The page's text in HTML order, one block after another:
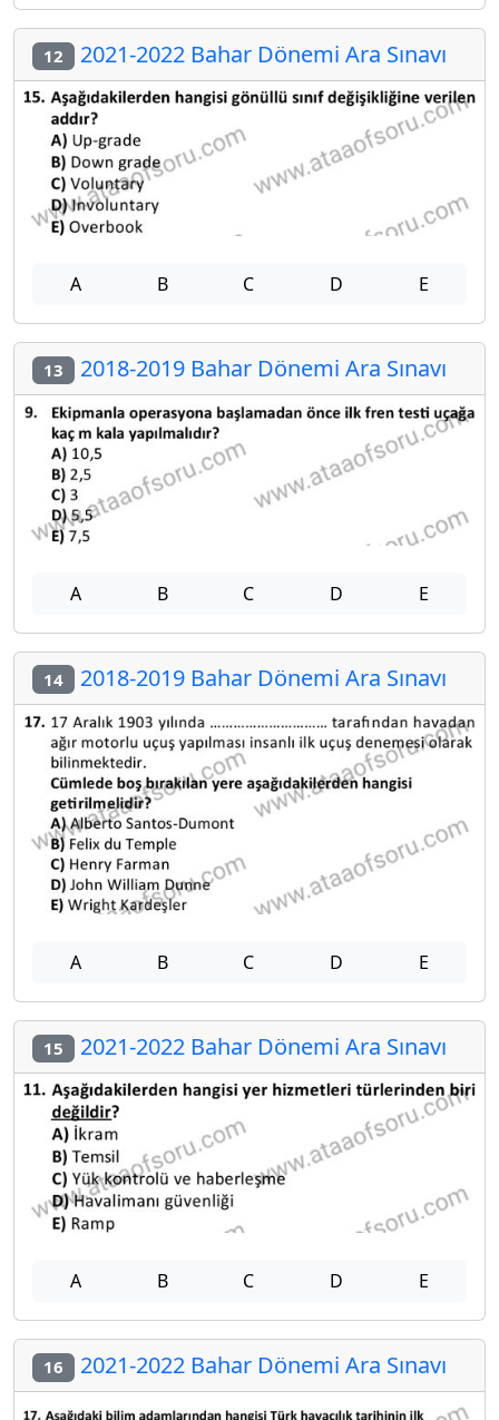
12 2021-2022 Bahar Dönemi Ara Sınavı
A B C D E
13 2018-2019 Bahar Dönemi Ara Sınavı
A B C D E
14 2018-2019 Bahar Dönemi Ara Sınavı
A B C D E
15 2021-2022 Bahar Dönemi Ara Sınavı
A B C D E
16 2021-2022 Bahar Dönemi Ara Sınavı